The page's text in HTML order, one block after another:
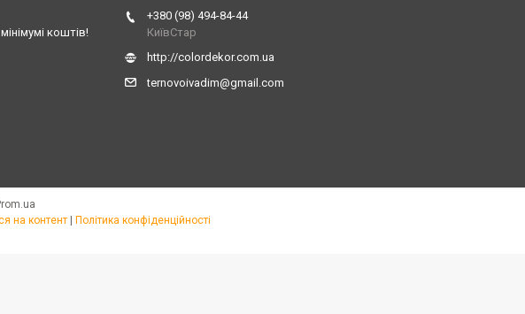
коштів!
+380 (98) 494-84-44
КиївСтар
http://colordekor.com.ua
ternovoivadim@gmail.com
на контент
Політика конфіденційності